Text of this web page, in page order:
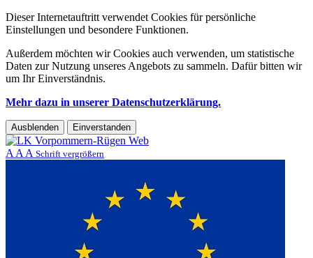
Dieser Internetauftritt verwendet Cookies für persönliche
Einstellungen und besondere Funktionen.
Außerdem möchten wir Cookies auch verwenden, um statistische
Daten zur Nutzung unseres Angebots zu sammeln. Dafür bitten wir
um Ihr Einverständnis.
Mehr dazu in unserer Datenschutzerklärung.
Ausblenden Einverstanden
A A A Schrift vergrößern